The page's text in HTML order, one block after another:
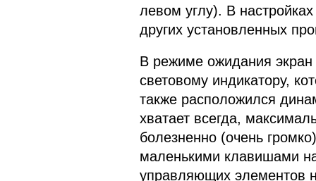
левом углу). В
других установленных
В режиме ожидания экран
световому индикатору,
также расположился
хватает всегда,
болезненно (очень
маленькими клавишами
управляющих элементов